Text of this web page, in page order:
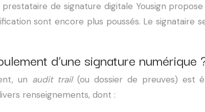
de signature digitale Yousign
sont encore plus poussés. Le signataire
d’une signature numérique
un audit trail(ou dossier de preuves) est
renseignements, dont :